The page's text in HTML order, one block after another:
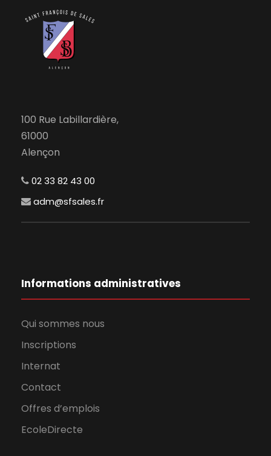
100 Rue Labillardière,
61000
Alençon
02 33 82 43 00
adm@sfsales.fr
Informations administratives
Qui sommes nous
Inscriptions
Internat
Contact
Offres d’emplois
EcoleDirecte